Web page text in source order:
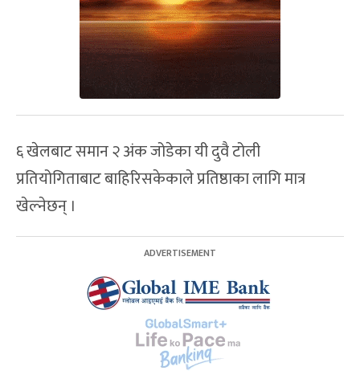
६ खेलबाट समान २ अंक जोडेका यी दुवै टोली
प्रतियोगिताबाट बाहिरिसकेकाले प्रतिष्ठाका लागि मात्र
खेल्नेछन् ।